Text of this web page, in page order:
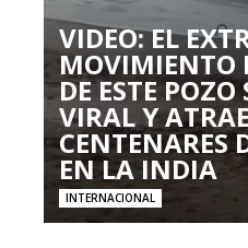
VIDEO: EL
MOVIMIENTO
DE ESTE
VIRAL Y
CENTENARES
EN LA INDIA
INTERNACIONAL